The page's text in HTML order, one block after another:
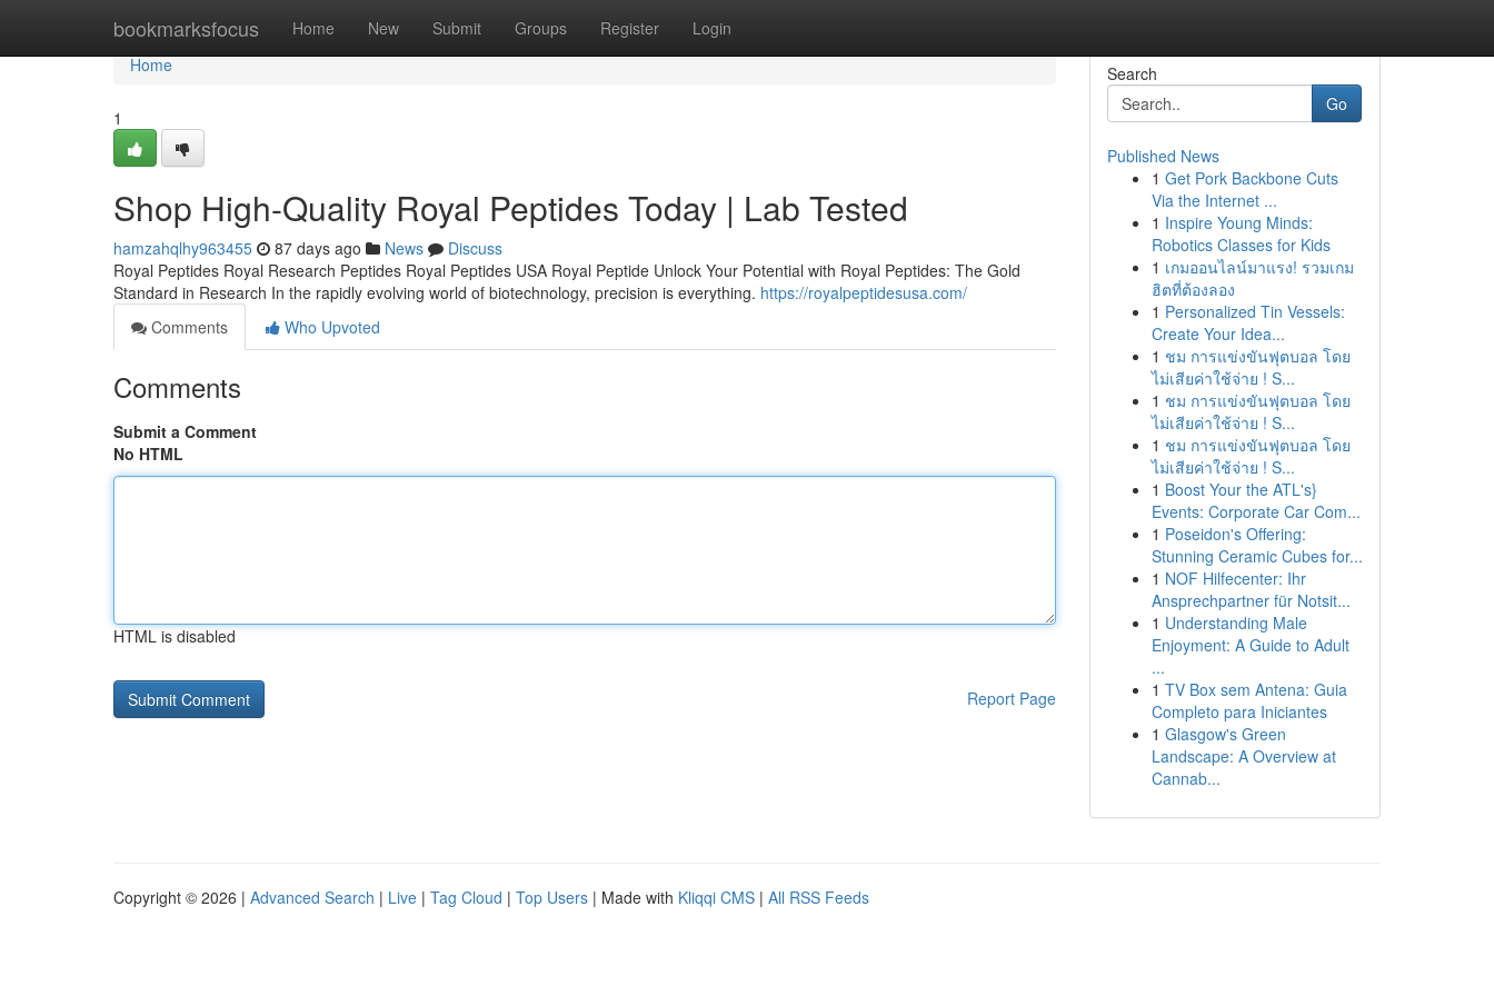
bookmarksfocus Home New Submit Groups Register Login
Home
Home
1
Shop High-Quality Royal Peptides Today | Lab Tested
hamzahqlhy963455 87 days ago News
Discuss
Royal Peptides Royal Research Peptides Royal Peptides USA Royal Peptide Unlock Your Potential with Royal Peptides: The Gold
Standard in Research In the rapidly evolving world of biotechnology, precision is everything. https://royalpeptidesusa.com/
Comments
Who Upvoted
Comments
Submit a Comment
No HTML
HTML is disabled
Report Page
Search
Go
Published News
1 Get Pork Backbone Cuts
Via the Internet ...
1 Inspire Young Minds:
Robotics Classes for Kids
1 เกมออนไลน์มาแรง! รวมเกม
ฮิตที่ต้องลอง
1 Personalized Tin Vessels:
Create Your Idea...
1 ชม การแข่งขันฟุตบอล โดย
ไม่เสียค่าใช้จ่าย ! S...
1 ชม การแข่งขันฟุตบอล โดย
ไม่เสียค่าใช้จ่าย ! S...
1 ชม การแข่งขันฟุตบอล โดย
ไม่เสียค่าใช้จ่าย ! S...
1 Boost Your the ATL's}
Events: Corporate Car Com...
1 Poseidon's Offering:
Stunning Ceramic Cubes for...
1 NOF Hilfecenter: Ihr
Ansprechpartner für Notsit...
1 Understanding Male
Enjoyment: A Guide to Adult
...
1 TV Box sem Antena: Guia
Completo para Iniciantes
1 Glasgow's Green
Landscape: A Overview at
Cannab...
Copyright © 2026 | Advanced Search | Live | Tag Cloud | Top Users | Made with Kliqqi CMS | All RSS Feeds